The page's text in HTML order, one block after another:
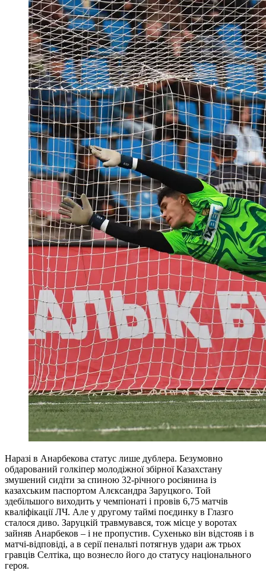
Наразі в Анарбекова статус лише дублера. Безумовно
обдарований голкіпер молодіжної збірної Казахстану
змушений сидіти за спиною 32-річного росіянина із
казахським паспортом Алєксандра Заруцкого. Той
здебільшого виходить у чемпіонаті і провів 6,75 матчів
кваліфікації ЛЧ. Але у другому таймі поєдинку в Глазго
сталося диво. Заруцкій травмувався, тож місце у воротах
зайняв Анарбеков – і не пропустив. Сухенько він відстояв і в
матчі-відповіді, а в серії пенальті потягнув удари аж трьох
гравців Селтіка, що вознесло його до статусу національного
героя.